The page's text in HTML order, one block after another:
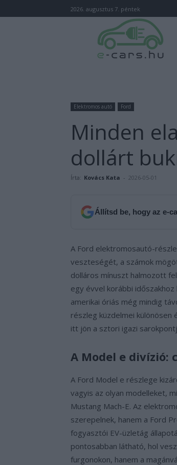
2026. augusztus 7. péntek
Elektromos autó Ford
Minden
dollárt
Írta: Kovács Kata - 2026-05-01
Állítsd be, hogy az e-
A Ford elektromosautó-
veszteségét, a számok
dolláros mínuszt halmozott
egy évvel korábbi
amerikai óriás még mindig
részleg küzdelmei
itt jön a sztori igazi
A Model e divízió:
A Ford Model e részlege
vagyis az olyan modelleket,
Mustang Mach-E. Az
szerepelnek, hanem a Ford
fogyasztói EV-üzletág
pontosabban látható, hol
furgonokon, hanem a